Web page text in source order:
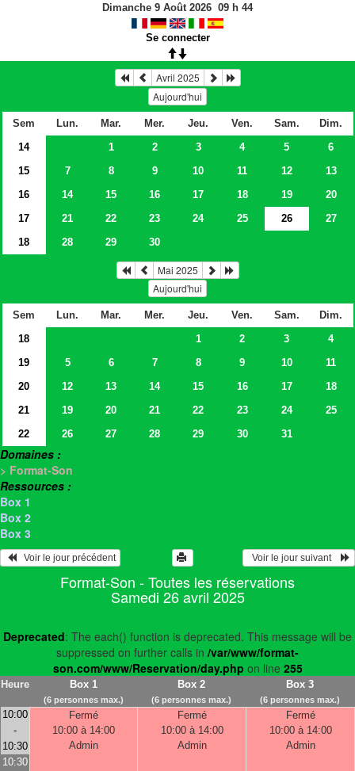
Dimanche 9 Août 2026 09 h 44
Se connecter
Avril 2025
Aujourd'hui
Sem Lun. Mar. Mer. Jeu. Ven. Sam.
Dim.
14
1 2 3 4 5
6
15
7 8 9 10 11 12
13
16
14 15 16 17 18 19
20
17
21 22 23 24 25 26
27
18
28 29 30
Mai 2025
Aujourd'hui
Sem Lun. Mar. Mer. Jeu. Ven. Sam.
Dim.
18
1 2 3
4
19
5 6 7 8 9 10
11
20
12 13 14 15 16 17
18
21
19 20 21 22 23 24
25
22
26 27 28 29 30 31
Domaines :
> Format-Son
Ressources :
Box 1
Box 2
Box 3
   Voir le jour précédent
  Voir le jour suivant
Format-Son - Toutes les réservations
Samedi 26 avril 2025
Deprecated: The each() function is deprecated. This message will be
suppressed on further calls in /var/www/format-
son.com/www/Reservation/day.php on line 255
Heure Box 1
(6 personnes max.)
Box 2
(6 personnes max.)
Box 3
(6 personnes max.)
10:00
-
10:30
Fermé
10:00 à 14:00
Admin
Fermé
10:00 à 14:00
Admin
Fermé
10:00 à 14:00
Admin
10:30